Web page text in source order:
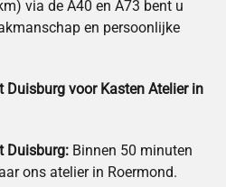
via de A40 en A73 bent u
en persoonlijke
voor Kasten Atelier in
Duisburg: Binnen 50 minuten
ons atelier in Roermond.